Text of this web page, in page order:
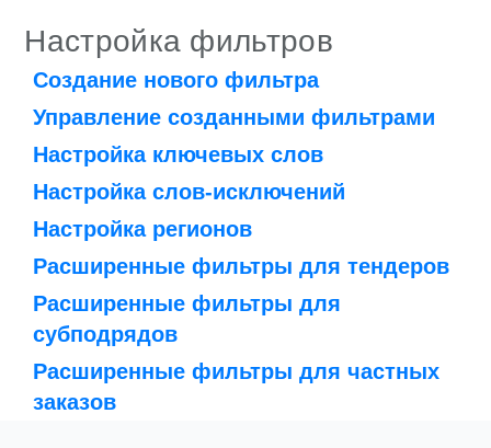
Настройка фильтров
Создание нового фильтра
Управление созданными фильтрами
Настройка ключевых слов
Настройка слов-исключений
Настройка регионов
Расширенные фильтры для тендеров
Расширенные фильтры для
субподрядов
Расширенные фильтры для частных
заказов